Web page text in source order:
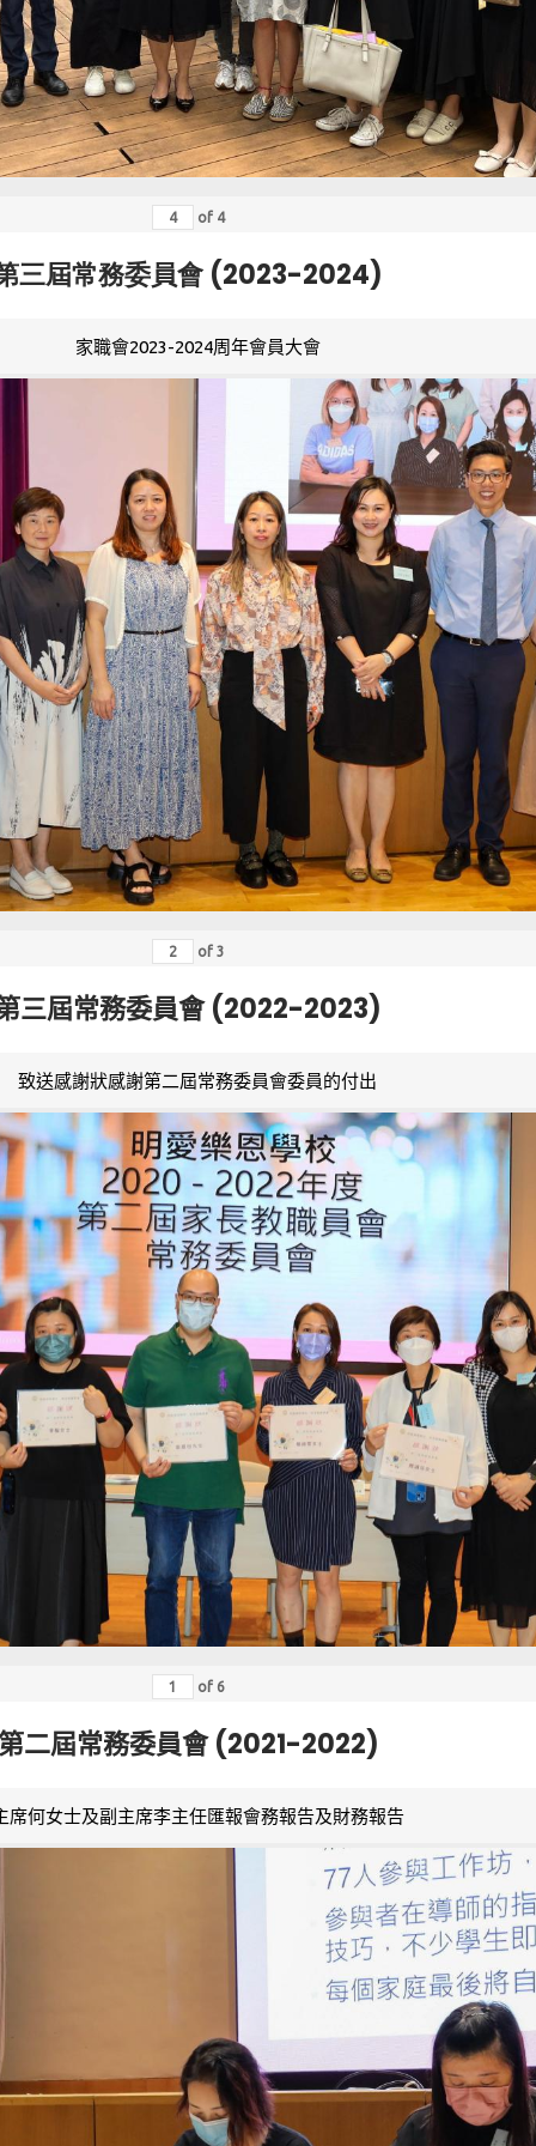
of 4
三屆常務委員會 (2023-2024)
家職會2023-2024周年會員大會
of 3
三屆常務委員會 (2022-2023)
致送感謝狀感謝第二屆常務委員會委員的付出
of 6
二屆常務委員會 (2021-2022)
席何女士及副主席李主任匯報會務報告及財務報告